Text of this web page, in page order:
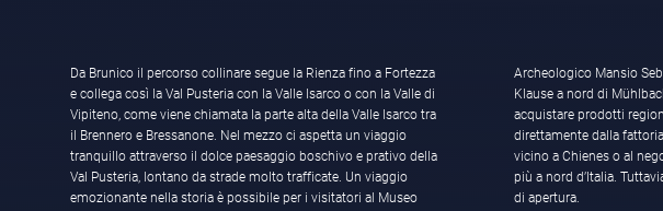
Da Brunico il percorso collinare segue la Rienza fino a Fortezza
e collega così la Val Pusteria con la Valle Isarco o con la Valle di
Vipiteno, come viene chiamata la parte alta della Valle Isarco tra
il Brennero e Bressanone. Nel mezzo ci aspetta un viaggio
tranquillo attraverso il dolce paesaggio boschivo e prativo della
Val Pusteria, lontano da strade molto trafficate. Un viaggio
emozionante nella storia è possibile per i visitatori al Museo
Archeologico Mansio Sebatum a San Lorenzo o alla Mühlbacher
Klause a nord di Mühlbach. I ciclisti affamati possono
acquistare prodotti regionali come formaggio, frutta e vino
direttamente dalla fattoria, ad esempio al caseificio Gatscher
vicino a Chienes o al negozio aziendale del Santerhof, la cantina
più a nord d’Italia. Tuttavia, conviene informarsi prima sugli orari
di apertura.